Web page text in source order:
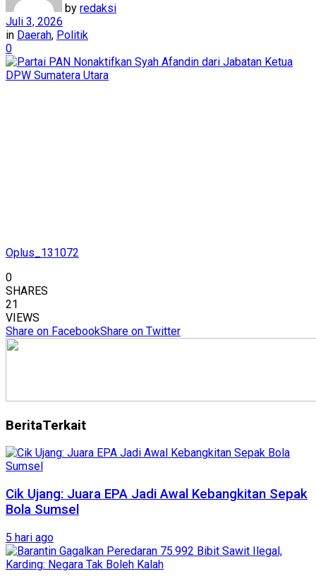
by redaksi
Juli 3, 2026
in Daerah, Politik
0
Oplus_131072
0
SHARES
21
VIEWS
Share on FacebookShare on Twitter
BeritaTerkait
Cik Ujang: Juara EPA Jadi Awal Kebangkitan Sepak
Bola Sumsel
5 hari ago